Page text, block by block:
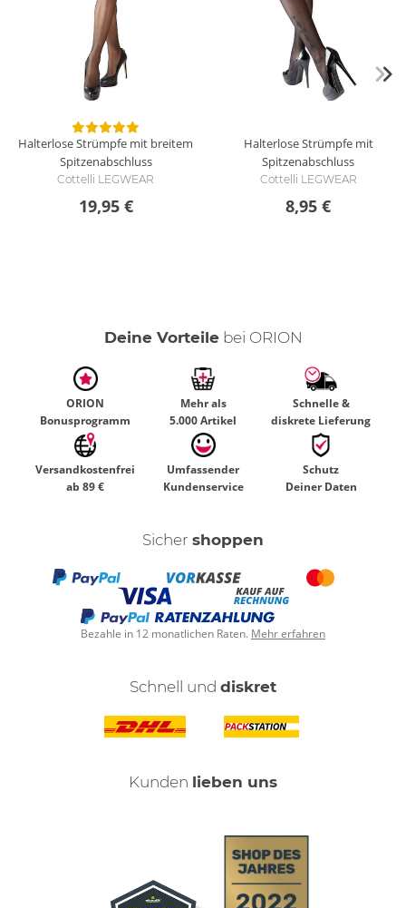
Halterlose Strümpfe mit breitem
Spitzenabschluss
Cottelli LEGWEAR
19,95 €
Halterlose Strümpfe mit
Spitzenabschluss
Cottelli LEGWEAR
8,95 €
Deine Vorteilebei ORION
ORION
Bonusprogramm
Mehr als
5.000 Artikel
Schnelle &
diskrete Lieferung
Versandkostenfrei
ab 89 €
Umfassender
Kundenservice
Schutz
Deiner Daten
Sicher shoppen
Bezahle in 12 monatlichen Raten. Mehr erfahren
Schnell und diskret
Kunden lieben uns